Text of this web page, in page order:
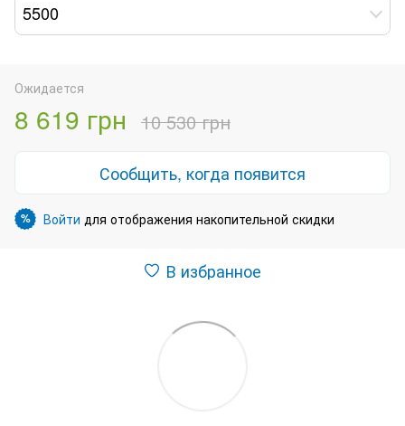
5500
Ожидается
8 619 грн 10 530 грн
Сообщить, когда появится
% Войти для отображения накопительной скидки
В избранное